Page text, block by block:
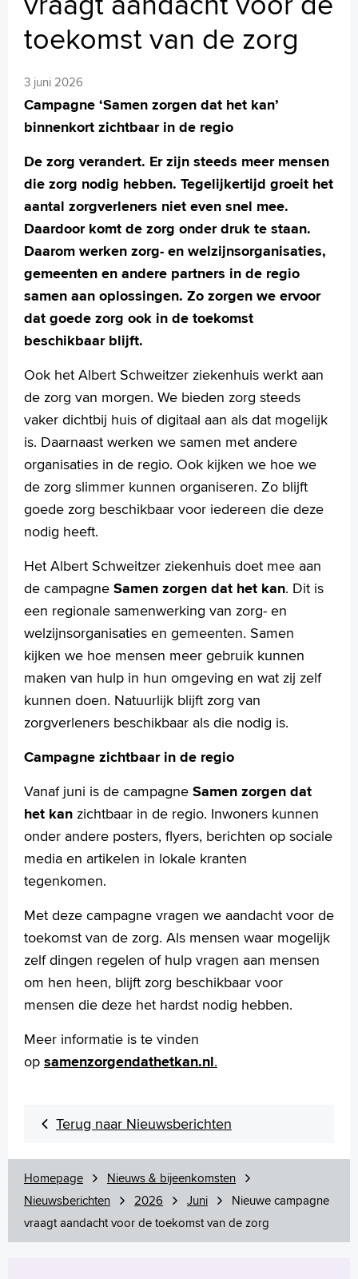
MijnASz
Verwijzers
Wetenschappelijk onderzoek
Tekstgrootte A+
Voorleesfunctie
Language
Zoeken
English
Polski
Türkçe
toekomst van de zorg
3 juni 2026
Campagne ‘Samen zorgen dat het kan’
binnenkort zichtbaar in de regio
De zorg verandert. Er zijn steeds meer mensen
die zorg nodig hebben. Tegelijkertijd groeit het
aantal zorgverleners niet even snel mee.
Daardoor komt de zorg onder druk te staan.
Daarom werken zorg- en welzijnsorganisaties,
gemeenten en andere partners in de regio
samen aan oplossingen. Zo zorgen we ervoor
dat goede zorg ook in de toekomst
beschikbaar blijft.
Ook het Albert Schweitzer ziekenhuis werkt aan
de zorg van morgen. We bieden zorg steeds
vaker dichtbij huis of digitaal aan als dat mogelijk
is. Daarnaast werken we samen met andere
organisaties in de regio. Ook kijken we hoe we
de zorg slimmer kunnen organiseren. Zo blijft
goede zorg beschikbaar voor iedereen die deze
nodig heeft.
Het Albert Schweitzer ziekenhuis doet mee aan
de campagne Samen zorgen dat het kan. Dit is
een regionale samenwerking van zorg- en
welzijnsorganisaties en gemeenten. Samen
kijken we hoe mensen meer gebruik kunnen
maken van hulp in hun omgeving en wat zij zelf
kunnen doen. Natuurlijk blijft zorg van
zorgverleners beschikbaar als die nodig is.
Campagne zichtbaar in de regio
Vanaf juni is de campagne Samen zorgen dat
het kan zichtbaar in de regio. Inwoners kunnen
onder andere posters, flyers, berichten op sociale
media en artikelen in lokale kranten
tegenkomen.
Met deze campagne vragen we aandacht voor de
toekomst van de zorg. Als mensen waar mogelijk
zelf dingen regelen of hulp vragen aan mensen
om hen heen, blijft zorg beschikbaar voor
mensen die deze het hardst nodig hebben.
Meer informatie is te vinden
op samenzorgendathetkan.nl.
Terug naar Nieuwsberichten
Homepage
Nieuws & bijeenkomsten
Nieuwsberichten
2026 Juni
Nieuwe campagne
vraagt aandacht voor de toekomst van de zorg